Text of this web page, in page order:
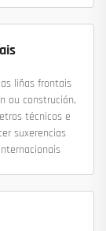
liñas frontais
ou construción,
técnicos e
suxerencias